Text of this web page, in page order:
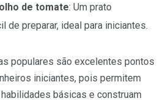
de tomate: Um prato
de preparar, ideal para iniciantes.
populares são excelentes pontos
iniciantes, pois permitem
básicas e construam